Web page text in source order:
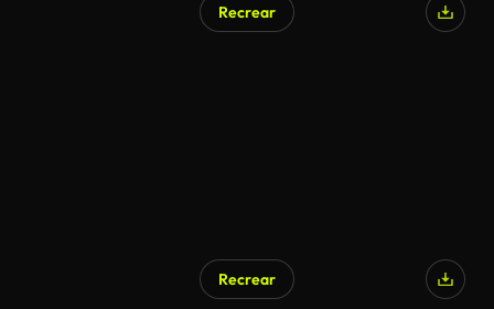
Recrear
Recrear